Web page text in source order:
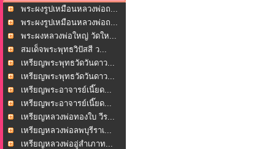
พระผงรูปเหมือนหลวงพ่อถ...
พระผงรูปเหมือนหลวงพ่อถ...
พระผงหลวงพ่อใหญ่ วัดให...
สมเด็จพระพุทธวิปัสสี ว...
เหรียญพระพุทธวัดวันดาว...
เหรียญพระพุทธวัดวันดาว...
เหรียญพระอาจารย์เนี๊ยด...
เหรียญพระอาจารย์เนี๊ยด...
เหรียญหลวงพ่อทองใบ วีร...
เหรียญหลวงพ่อลพบุรีราเ...
เหรียญหลวงพ่ออู่สำเภาท...